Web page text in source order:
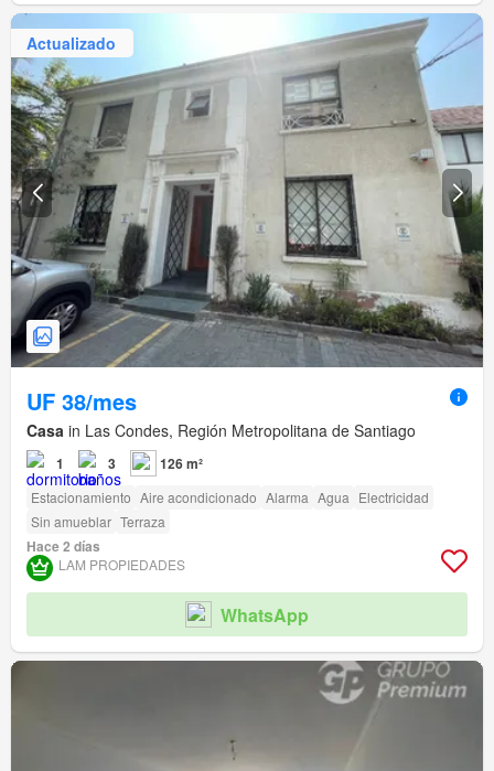
Actualizado
UF 38/mes
Casa in Las Condes, Región Metropolitana de Santiago
1 3 126 m²
Estacionamiento Aire acondicionado Alarma Agua Electricidad
Sin amueblar Terraza
Hace 2 días
LAM PROPIEDADES
WhatsApp